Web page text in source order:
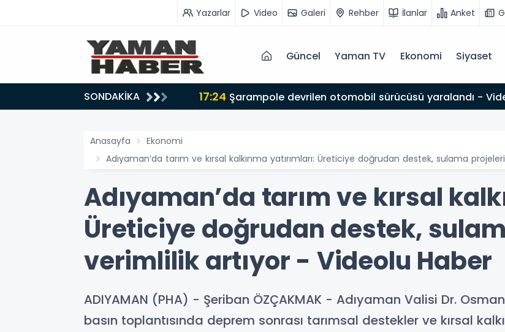
Yazarlar Video Galeri Rehber İlanlar Anket
Güncel Yaman TV Ekonomi Siyaset
SONDAKİKA 17:24 Şarampole devrilen
Anasayfa
Ekonomi
Adıyaman’da tarım ve kırsal kalkınma yatırımları: Üreticiye doğrudan destek, sulama
Adıyaman’da tarım ve kırsal
Üreticiye doğrudan destek,
verimlilik artıyor - Videolu Haber
ADIYAMAN (PHA) - Şeriban ÖZÇAKMAK - Adıyaman Valisi Dr.
basın toplantısında deprem sonrası tarımsal destekler ve kırsal